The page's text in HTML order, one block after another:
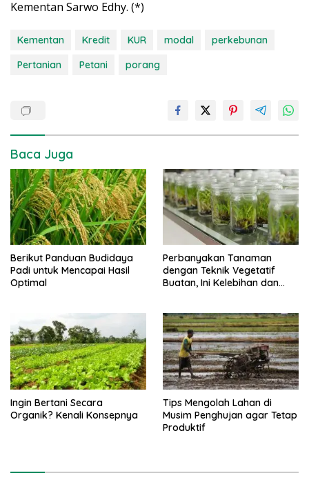
Kementan Sarwo Edhy. (*)
Kementan Kredit KUR modal
perkebunan
Pertanian
Petani porang
Baca Juga
Berikut Panduan Budidaya
Padi untuk Mencapai Hasil
Optimal
Perbanyakan Tanaman
dengan Teknik Vegetatif
Buatan, Ini Kelebihan dan
Ingin Bertani Secara
Organik? Kenali Konsepnya
Tips Mengolah Lahan di
Musim Penghujan agar Tetap
Produktif